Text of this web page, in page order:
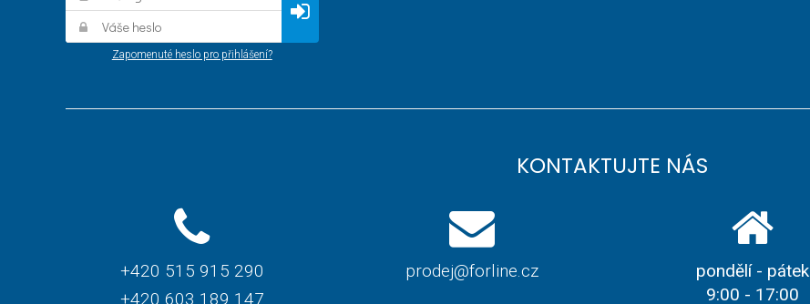
Zapomenuté heslo pro přihlášení?
KONTAKTUJTE NÁS
+420 515 915 290
+420 603 189 147
prodej@forline.cz
pondělí - pátek
9:00 - 17:00